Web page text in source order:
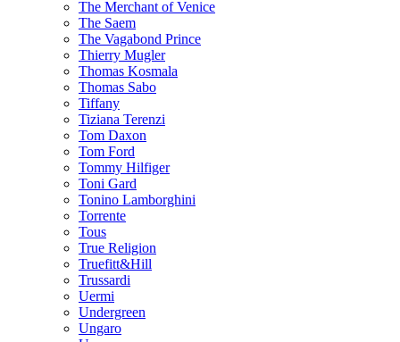
The Merchant of Venice
The Saem
The Vagabond Prince
Thierry Mugler
Thomas Kosmala
Thomas Sabo
Tiffany
Tiziana Terenzi
Tom Daxon
Tom Ford
Tommy Hilfiger
Toni Gard
Tonino Lamborghini
Torrente
Tous
True Religion
Truefitt&Hill
Trussardi
Uermi
Undergreen
Ungaro